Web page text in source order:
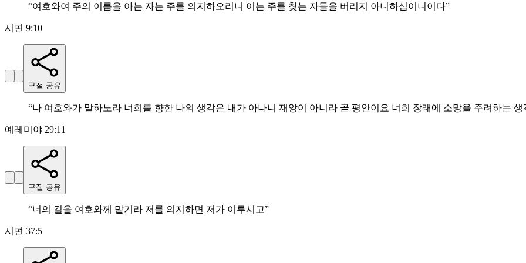
“여호와여 주의 이름을 아는 자는 주를 의지하오리니 이는 주를 찾는 자들을 버리지 아니하심이니이다”
시편 9:10
구절 공유
“나 여호와가 말하노라 너희를 향한 나의 생각은 내가 아나니 재앙이 아니라 곧 평안이요 너희 장래에 소망을 주려하는 생
예레미야 29:11
구절 공유
“너의 길을 여호와께 맡기라 저를 의지하면 저가 이루시고”
시편 37:5